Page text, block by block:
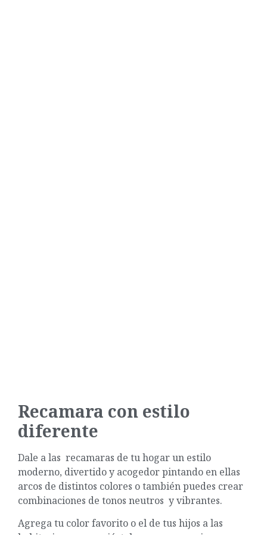
Recamara con estilo
diferente
Dale a las recamaras de tu hogar un estilo
moderno, divertido y acogedor pintando en ellas
arcos de distintos colores o también puedes crear
combinaciones de tonos neutros y vibrantes.
Agrega tu color favorito o el de tus hijos a las